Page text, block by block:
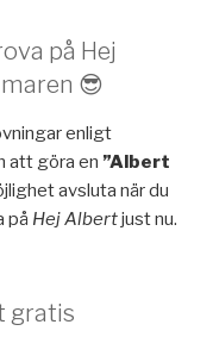
på Hej
😎
enligt
att göra en ”Albert
avsluta när du
på Hej Albertjust nu.
gratis